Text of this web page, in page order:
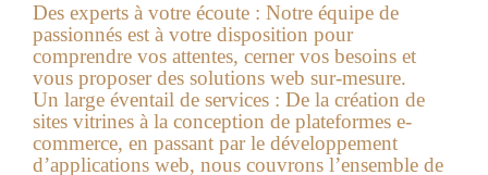
Des experts à votre écoute : Notre équipe de
passionnés est à votre disposition pour
comprendre vos attentes, cerner vos besoins et
vous proposer des solutions web sur-mesure.
Un large éventail de services : De la création de
sites vitrines à la conception de plateformes e-
commerce, en passant par le développement
d’applications web, nous couvrons l’ensemble de